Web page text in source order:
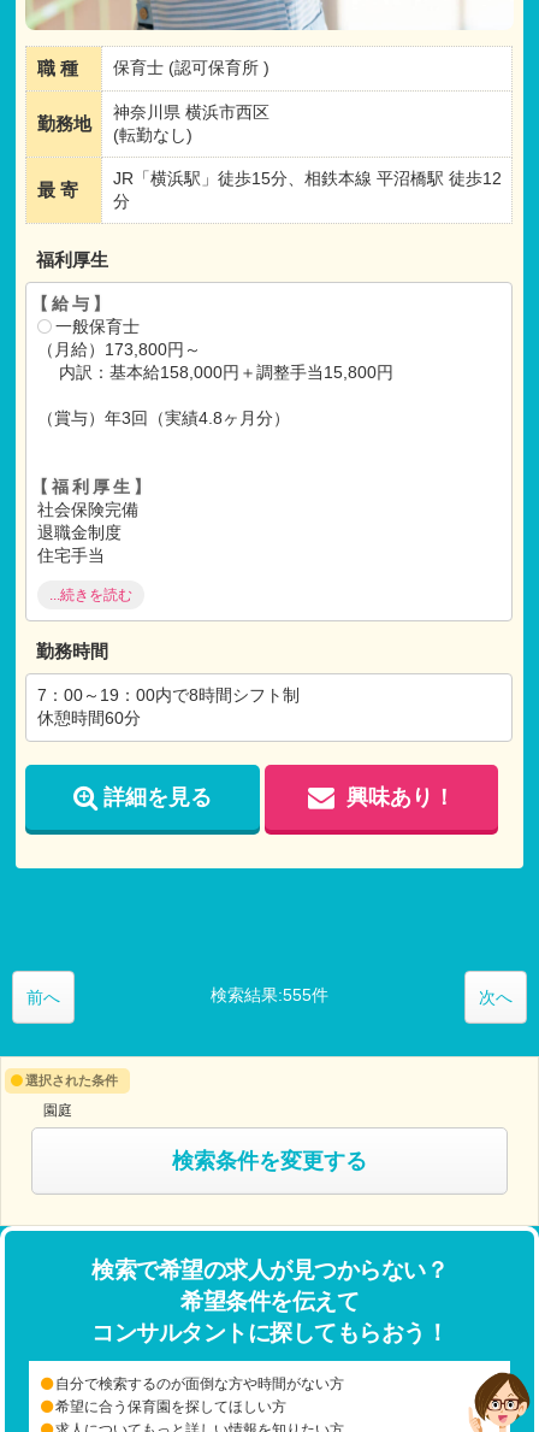
職 種 保育士 (認可保育所 )
勤務地
神奈川県 横浜市西区
(転勤なし)
最 寄
JR「横浜駅」徒歩15分、相鉄本線 平沼橋駅 徒歩12
分
福利厚生
【給与】
一般保育士
（月給）173,800円～
内訳：基本給158,000円＋調整手当15,800円
（賞与）年3回（実績4.8ヶ月分）
【福利厚生】
社会保険完備
退職金制度
住宅手当
交通費実費支給
...続きを読む
勤務時間
7：00～19：00内で8時間シフト制
休憩時間60分
詳細を見る 興味あり！
検索結果:555件
前へ 次へ
選択された条件
園庭
検索条件を変更する
検索で希望の求人が見つからない？
希望条件を伝えて
コンサルタントに探してもらおう！
自分で検索するのが面倒な方や時間がない方
希望に合う保育園を探してほしい方